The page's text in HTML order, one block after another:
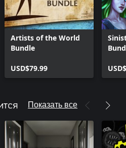
Artists of the World
Bundle
USD$79.99
Показать все